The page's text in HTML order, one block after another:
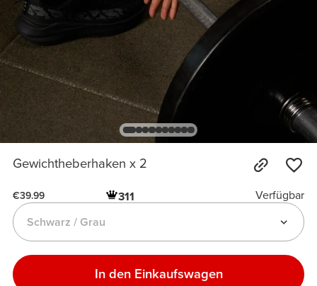
Gewichtheberhaken x 2
€39.99 311
Verfügbar
Schwarz / Grau
In den Einkaufswagen